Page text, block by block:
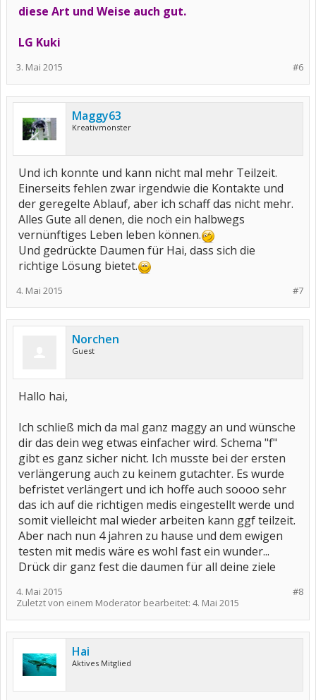
diese Art und Weise auch gut.
LG Kuki
#6
3. Mai 2015
Maggy63
Kreativmonster
Und ich konnte und kann nicht mal mehr Teilzeit.
Einerseits fehlen zwar irgendwie die Kontakte und
der geregelte Ablauf, aber ich schaff das nicht mehr.
Alles Gute all denen, die noch ein halbwegs
vernünftiges Leben leben können.
Und gedrückte Daumen für Hai, dass sich die
richtige Lösung bietet.
#7
4. Mai 2015
Norchen
Guest
Hallo hai,
Ich schließ mich da mal ganz maggy an und wünsche
dir das dein weg etwas einfacher wird. Schema "f"
gibt es ganz sicher nicht. Ich musste bei der ersten
verlängerung auch zu keinem gutachter. Es wurde
befristet verlängert und ich hoffe auch soooo sehr
das ich auf die richtigen medis eingestellt werde und
somit vielleicht mal wieder arbeiten kann ggf teilzeit.
Aber nach nun 4 jahren zu hause und dem ewigen
testen mit medis wäre es wohl fast ein wunder...
Drück dir ganz fest die daumen für all deine ziele
#8
4. Mai 2015
Zuletzt von einem Moderator bearbeitet: 4. Mai 2015
Hai
Aktives Mitglied